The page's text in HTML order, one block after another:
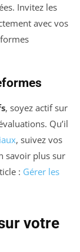
Invitez les
avec vos
, soyez actif sur
Qu’il
, suivez vos
savoir plus sur
: Gérer les
votre